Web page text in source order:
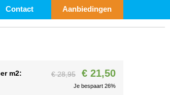
Contact Aanbiedingen
m2: € 28,95 € 21,50
Je bespaart 26%